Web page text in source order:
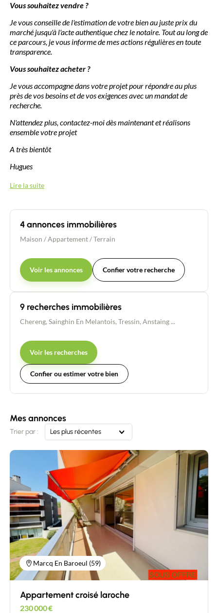
Vous souhaitez vendre ?
Je vous conseille de l'estimation de votre bien au juste prix du
marché jusqu'à l'acte authentique chez le notaire. Tout au long de
ce parcours, je vous informe de mes actions régulières en toute
transparence.
Vous souhaitez acheter ?
Je vous accompagne dans votre projet pour répondre au plus
près de vos besoins et de vos exigences avec un mandat de
recherche.
N'attendez plus, contactez-moi dès maintenant et réalisons
ensemble votre projet
A très bientôt
Hugues
Lire la suite
4 annonces immobilières
Maison /Appartement/Terrain
Voir les annonces Confier votre recherche
9 recherches immobilières
Chereng, Sainghin En Melantois, Tressin, Anstaing ...
Voir les recherches
Confier ou estimer votre bien
Mes annonces
Trier par : Les plus récentes
Marcq En Baroeul (59)
Appartement croisé laroche
230 000€